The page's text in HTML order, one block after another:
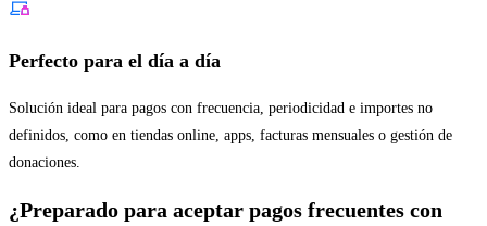
Perfecto para el día a día
Solución ideal para pagos con frecuencia, periodicidad e importes no
definidos, como en tiendas online, apps, facturas mensuales o gestión de
donaciones.
¿Preparado para aceptar pagos frecuentes con